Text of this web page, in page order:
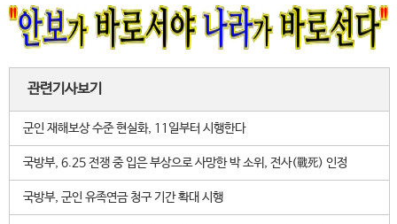
관련기사보기
군인 재해보상 수준 현실화, 11일부터 시행한다
국방부, 6.25 전쟁 중 입은 부상으로 사망한 박 소위, 전사(戰死) 인정
국방부, 군인 유족연금 청구 기간 확대 시행